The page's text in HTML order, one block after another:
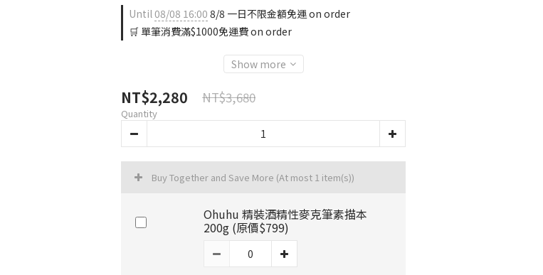
Until08/08 16:00 8/8 一日不限金額免運 on order
🛒 單筆消費滿$1000免運費 on order
Show more
NT$2,280 NT$3,680
Quantity
Buy Together and Save More (At most 1 item(s))
Ohuhu 精裝酒精性麥克筆素描本
200g (原價$799)